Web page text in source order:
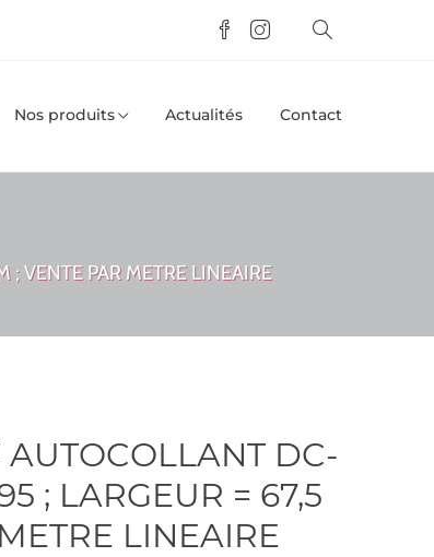
Nos produits Actualités Contact
VENTE PAR METRE LINEAIRE
DC-
; LARGEUR = 67,5
LINEAIRE